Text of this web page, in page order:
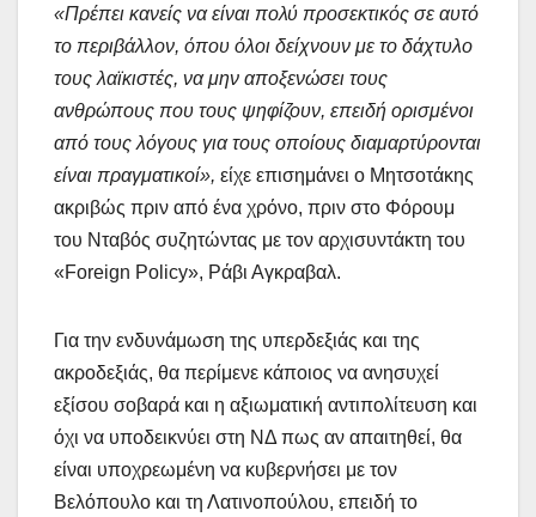
«Πρέπει κανείς να είναι πολύ προσεκτικός σε αυτό
το περιβάλλον, όπου όλοι δείχνουν με το δάχτυλο
τους λαϊκιστές, να μην αποξενώσει τους
ανθρώπους που τους ψηφίζουν, επειδή ορισμένοι
από τους λόγους για τους οποίους διαμαρτύρονται
είναι πραγματικοί», είχε επισημάνει ο Μητσοτάκης
ακριβώς πριν από ένα χρόνο, πριν στο Φόρουμ
του Νταβός συζητώντας με τον αρχισυντάκτη του
«Foreign Policy», Ράβι Αγκραβαλ.
Για την ενδυνάμωση της υπερδεξιάς και της
ακροδεξιάς, θα περίμενε κάποιος να ανησυχεί
εξίσου σοβαρά και η αξιωματική αντιπολίτευση και
όχι να υποδεικνύει στη ΝΔ πως αν απαιτηθεί, θα
είναι υποχρεωμένη να κυβερνήσει με τον
Βελόπουλο και τη Λατινοπούλου, επειδή το